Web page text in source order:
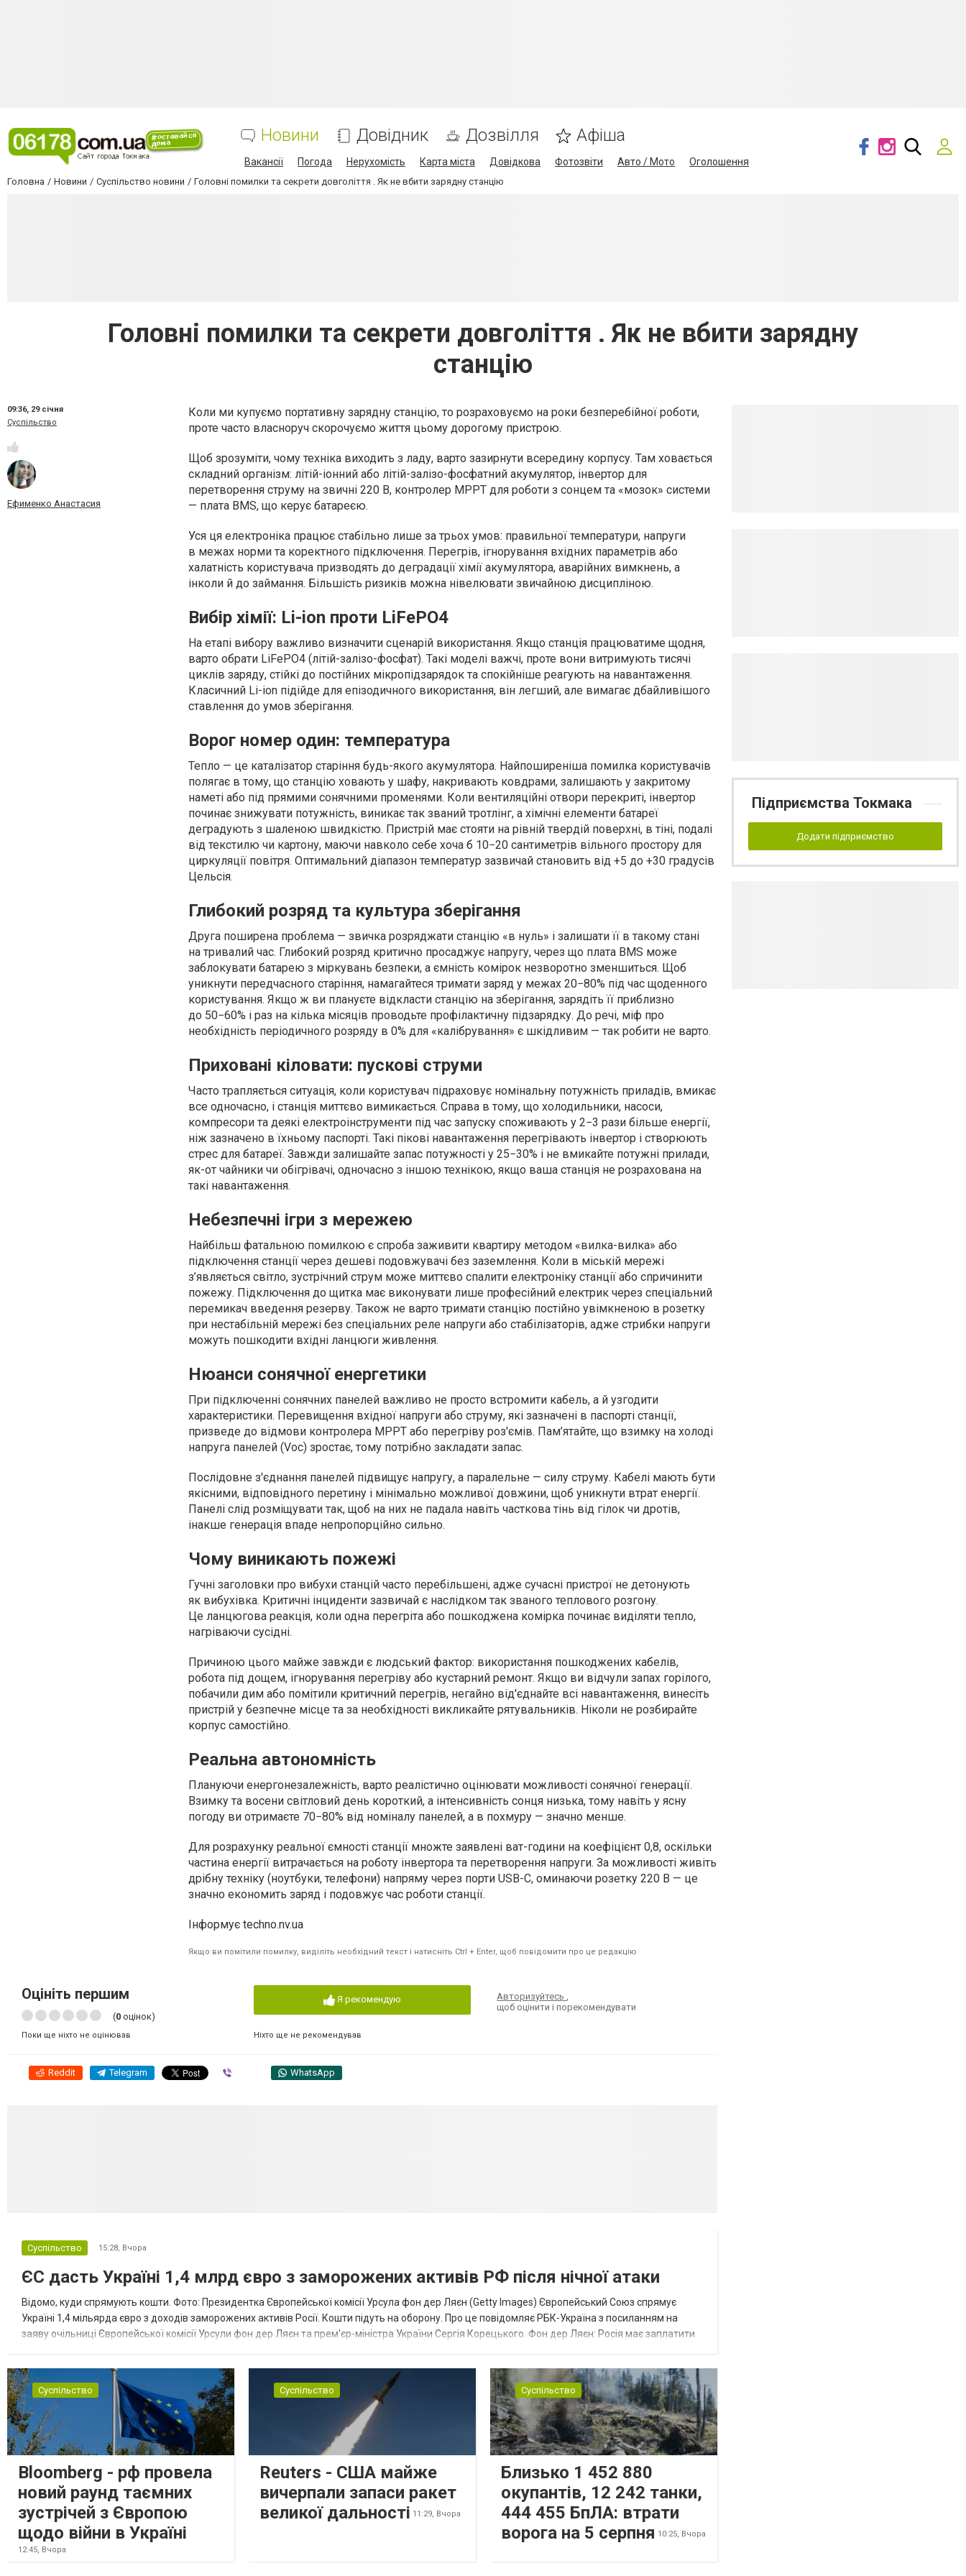
Новини Довідник Дозвілля Афіша
Вакансії Погода Нерухомість Карта міста Довідкова Фотозвіти Авто / Мото Оголошення
Головна Новини Суспільство новини Головні помилки та секрети довголіття . Як не вбити зарядну станцію
Головні помилки та секрети довголіття . Як не вбити зарядну
станцію
09:36, 29 січня
Суспільство
Ефименко Анастасия
Коли ми купуємо портативну зарядну станцію, то розраховуємо на роки безперебійної роботи,
проте часто власноруч скорочуємо життя цьому дорогому пристрою.
Щоб зрозуміти, чому техніка виходить з ладу, варто зазирнути всередину корпусу. Там ховається
складний організм: літій-іонний або літій-залізо-фосфатний акумулятор, інвертор для
перетворення струму на звичні 220 В, контролер MPPT для роботи з сонцем та «мозок» системи
— плата BMS, що керує батареєю.
Уся ця електроніка працює стабільно лише за трьох умов: правильної температури, напруги
в межах норми та коректного підключення. Перегрів, ігнорування вхідних параметрів або
халатність користувача призводять до деградації хімії акумулятора, аварійних вимкнень, а
інколи й до займання. Більшість ризиків можна нівелювати звичайною дисципліною.
Вибір хімії: Li-ion проти LiFePO4
На етапі вибору важливо визначити сценарій використання. Якщо станція працюватиме щодня,
варто обрати LiFePO4 (літій-залізо-фосфат). Такі моделі важчі, проте вони витримують тисячі
циклів заряду, стійкі до постійних мікропідзарядок та спокійніше реагують на навантаження.
Класичний Li-ion підійде для епізодичного використання, він легший, але вимагає дбайливішого
ставлення до умов зберігання.
Ворог номер один: температура
Тепло — це каталізатор старіння будь-якого акумулятора. Найпоширеніша помилка користувачів
полягає в тому, що станцію ховають у шафу, накривають ковдрами, залишають у закритому
наметі або під прямими сонячними променями. Коли вентиляційні отвори перекриті, інвертор
починає знижувати потужність, виникає так званий тротлінг, а хімічні елементи батареї
деградують з шаленою швидкістю. Пристрій має стояти на рівній твердій поверхні, в тіні, подалі
від текстилю чи картону, маючи навколо себе хоча б 10−20 сантиметрів вільного простору для
циркуляції повітря. Оптимальний діапазон температур зазвичай становить від +5 до +30 градусів
Цельсія.
Глибокий розряд та культура зберігання
Друга поширена проблема — звичка розряджати станцію «в нуль» і залишати її в такому стані
на тривалий час. Глибокий розряд критично просаджує напругу, через що плата BMS може
заблокувати батарею з міркувань безпеки, а ємність комірок незворотно зменшиться. Щоб
уникнути передчасного старіння, намагайтеся тримати заряд у межах 20−80% під час щоденного
користування. Якщо ж ви плануєте відкласти станцію на зберігання, зарядіть її приблизно
до 50−60% і раз на кілька місяців проводьте профілактичну підзарядку. До речі, міф про
необхідність періодичного розряду в 0% для «калібрування» є шкідливим — так робити не варто.
Приховані кіловати: пускові струми
Часто трапляється ситуація, коли користувач підраховує номінальну потужність приладів, вмикає
все одночасно, і станція миттєво вимикається. Справа в тому, що холодильники, насоси,
компресори та деякі електроінструменти під час запуску споживають у 2−3 рази більше енергії,
ніж зазначено в їхньому паспорті. Такі пікові навантаження перегрівають інвертор і створюють
стрес для батареї. Завжди залишайте запас потужності у 25−30% і не вмикайте потужні прилади,
як-от чайники чи обігрівачі, одночасно з іншою технікою, якщо ваша станція не розрахована на
такі навантаження.
Небезпечні ігри з мережею
Найбільш фатальною помилкою є спроба заживити квартиру методом «вилка-вилка» або
підключення станції через дешеві подовжувачі без заземлення. Коли в міській мережі
з’являється світло, зустрічний струм може миттєво спалити електроніку станції або спричинити
пожежу. Підключення до щитка має виконувати лише професійний електрик через спеціальний
перемикач введення резерву. Також не варто тримати станцію постійно увімкненою в розетку
при нестабільній мережі без спеціальних реле напруги або стабілізаторів, адже стрибки напруги
можуть пошкодити вхідні ланцюги живлення.
Нюанси сонячної енергетики
При підключенні сонячних панелей важливо не просто встромити кабель, а й узгодити
характеристики. Перевищення вхідної напруги або струму, які зазначені в паспорті станції,
призведе до відмови контролера MPPT або перегріву роз'ємів. Пам’ятайте, що взимку на холоді
напруга панелей (Voc) зростає, тому потрібно закладати запас.
Послідовне з'єднання панелей підвищує напругу, а паралельне — силу струму. Кабелі мають бути
якісними, відповідного перетину і мінімально можливої довжини, щоб уникнути втрат енергії.
Панелі слід розміщувати так, щоб на них не падала навіть часткова тінь від гілок чи дротів,
інакше генерація впаде непропорційно сильно.
Чому виникають пожежі
Гучні заголовки про вибухи станцій часто перебільшені, адже сучасні пристрої не детонують
як вибухівка. Критичні інциденти зазвичай є наслідком так званого теплового розгону.
Це ланцюгова реакція, коли одна перегріта або пошкоджена комірка починає виділяти тепло,
нагріваючи сусідні.
Причиною цього майже завжди є людський фактор: використання пошкоджених кабелів,
робота під дощем, ігнорування перегріву або кустарний ремонт. Якщо ви відчули запах горілого,
побачили дим або помітили критичний перегрів, негайно від'єднайте всі навантаження, винесіть
пристрій у безпечне місце та за необхідності викликайте рятувальників. Ніколи не розбирайте
корпус самостійно.
Реальна автономність
Плануючи енергонезалежність, варто реалістично оцінювати можливості сонячної генерації.
Взимку та восени світловий день короткий, а інтенсивність сонця низька, тому навіть у ясну
погоду ви отримаєте 70−80% від номіналу панелей, а в похмуру — значно менше.
Для розрахунку реальної ємності станції множте заявлені ват-години на коефіцієнт 0,8, оскільки
частина енергії витрачається на роботу інвертора та перетворення напруги. За можливості живіть
дрібну техніку (ноутбуки, телефони) напряму через порти USB-C, оминаючи розетку 220 В — це
значно економить заряд і подовжує час роботи станції.
Інформує techno.nv.ua
Якщо ви помітили помилку, виділіть необхідний текст і натисніть Ctrl + Enter, щоб повідомити про це редакцію
Оцініть першим
(0 оцінок)
Поки ще ніхто не оцінював
Я рекомендую
Ніхто ще не рекомендував
Авторизуйтесь,
щоб оцінити і порекомендувати
Reddit Telegram WhatsApp
Суспільство 15:28, Вчора
ЄС дасть Україні 1,4 млрд євро з заморожених активів РФ після нічної атаки
Відомо, куди спрямують кошти. Фото: Президентка Європейської комісії Урсула фон дер Ляєн (Getty Images) Європейський Союз спрямує
Україні 1,4 мільярда євро з доходів заморожених активів Росії. Кошти підуть на оборону. Про це повідомляє РБК-Україна з посиланням на
заяву очільниці Європейської комісії Урсули фон дер Ляєн та прем'єр-міністра України Сергія Корецького. Фон дер Ляєн: Росія має заплатити
Суспільство
Bloomberg - рф провела
новий раунд таємних
зустрічей з Європою
щодо війни в Україні
12:45, Вчора
Суспільство
Reuters - США майже
вичерпали запаси ракет
великої дальності 11:29, Вчора
Суспільство
Близько 1 452 880
окупантів, 12 242 танки,
444 455 БпЛА: втрати
ворога на 5 серпня 10:25, Вчора
Підприємства Токмака
Додати підприємство